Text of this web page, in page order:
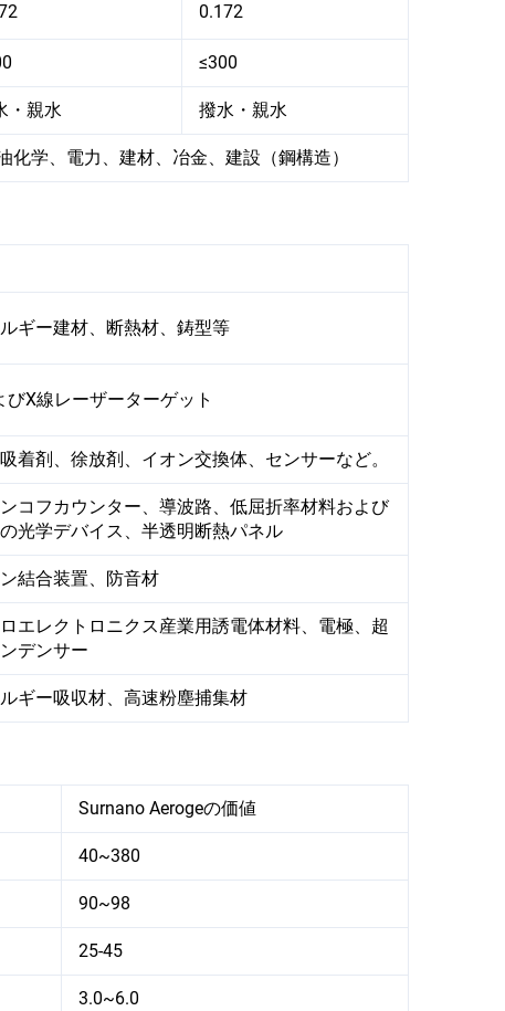
0.172
≤300
・親水 撥水・親水
学、電力、建材、冶金、建設（鋼構造）
ギー建材、断熱材、鋳型等
びX線レーザーターゲット
着剤、徐放剤、イオン交換体、センサーなど。
コフカウンター、導波路、低屈折率材料および
光学デバイス、半透明断熱パネル
結合装置、防音材
エレクトロニクス産業用誘電体材料、電極、超
デンサー
ギー吸収材、高速粉塵捕集材
Surnano Aerogeの価値
40~380
90~98
25-45
3.0~6.0